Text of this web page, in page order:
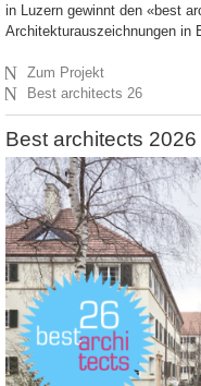
in Luzern gewinnt den «best
Architekturauszeichnungen in
N Zum Projekt
N Best architects 26
Best architects 2026